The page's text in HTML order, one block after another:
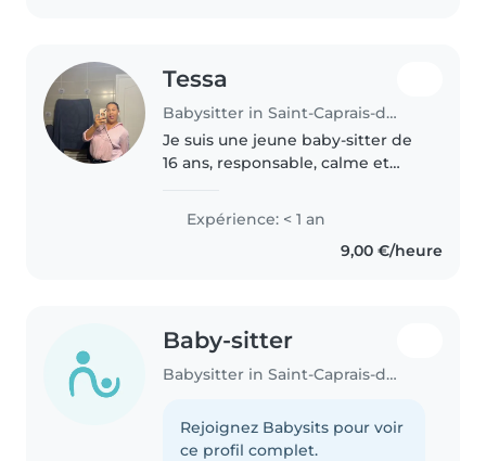
Tessa
Babysitter in Saint-Caprais-de-Bordeaux
Je suis une jeune baby-sitter de
16 ans, responsable, calme et
encore d'expérience
professionnelle, j'ai de
l'expérience avec les enfants de
Expérience: < 1 an
9,00 €/heure
Baby-sitter
Babysitter in Saint-Caprais-de-Bordeaux
Rejoignez Babysits pour voir
ce profil complet.